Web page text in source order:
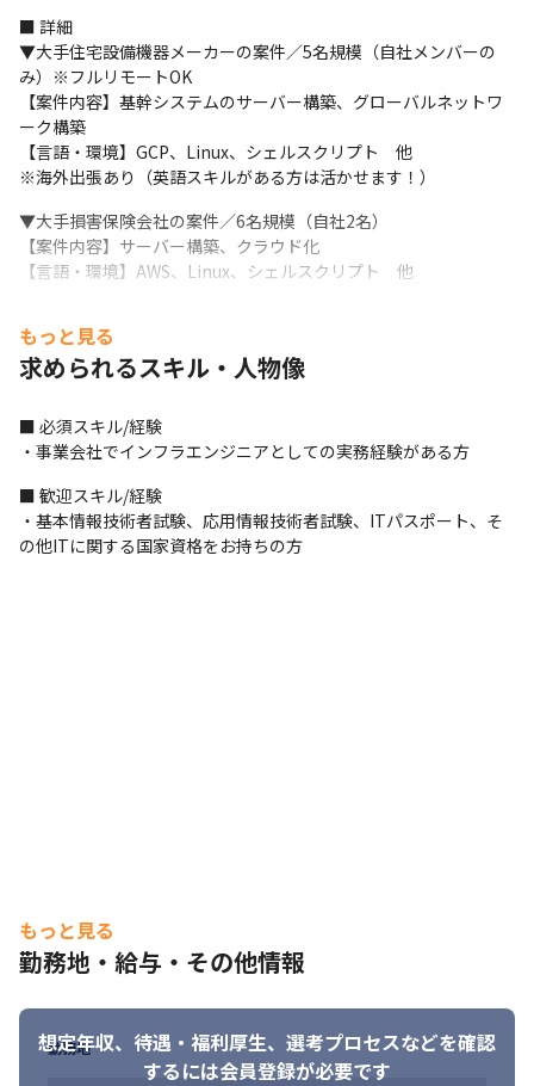
■ 詳細
▼大手住宅設備機器メーカーの案件／5名規模（自社メンバーの
み）※フルリモートOK
【案件内容】基幹システムのサーバー構築、グローバルネットワ
ーク構築
【言語・環境】GCP、Linux、シェルスクリプト　他
※海外出張あり（英語スキルがある方は活かせます！）
▼大手損害保険会社の案件／6名規模（自社2名）
【案件内容】サーバー構築、クラウド化
【言語・環境】AWS、Linux、シェルスクリプト　他
【案件内容】決済サービスのサーバー更改、クラウド化
【言語・環境】AWS、Linux、VMware、シェルスクリプト　他
1.これまでの経験・スキルと今後のキャリアビジョンや希望を記
入するスキルシートを作成します
2.スキルシートの内容をもとに、1人平均5～10案件程度ご紹介し
ます
3.興味のある案件先の担当者と情報交換を行い、参画する案件を
決定します
・業務中のコミュニケーションには、ZoomやSlackなどオンライ
ンツールを使用するケースが多いです。
・朝または夕方に口頭でタスクやスケジュールの確認をするプロ
・RedmineやExcelのガントチャートなどでタスクやスケジュール
を管理するプロジェクトがあります
もっと見る
求められるスキル・人物像
■ 必須スキル/経験
・事業会社でインフラエンジニアとしての実務経験がある方
■ 歓迎スキル/経験
・基本情報技術者試験、応用情報技術者試験、ITパスポート、そ
の他ITに関する国家資格をお持ちの方
もっと見る
勤務地・給与・その他情報
想定年収、待遇・福利厚生、 選考プロセスなどを確認
するには会員登録が必要です
勤務地